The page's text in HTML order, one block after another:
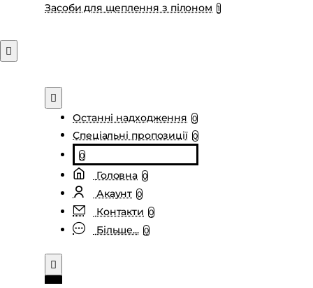
Засоби для щеплення з пілоном 1
Останні надходження 0
Спеціальні пропозиції 0
0
Головна 0
Акаунт 0
Контакти 0
Більше... 0